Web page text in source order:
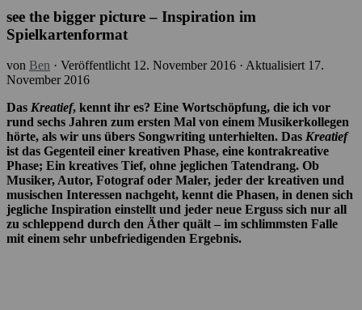
see the bigger picture – Inspiration im
Spielkartenformat
von Ben · Veröffentlicht 12. November 2016 · Aktualisiert 17.
November 2016
Das Kreatief, kennt ihr es? Eine Wortschöpfung, die ich vor
rund sechs Jahren zum ersten Mal von einem Musikerkollegen
hörte, als wir uns übers Songwriting unterhielten. Das Kreatief
ist das Gegenteil einer kreativen Phase, eine kontrakreative
Phase; Ein kreatives Tief, ohne jeglichen Tatendrang. Ob
Musiker, Autor, Fotograf oder Maler, jeder der kreativen und
musischen Interessen nachgeht, kennt die Phasen, in denen sich
jegliche Inspiration einstellt und jeder neue Erguss sich nur all
zu schleppend durch den Äther quält – im schlimmsten Falle
mit einem sehr unbefriedigenden Ergebnis.